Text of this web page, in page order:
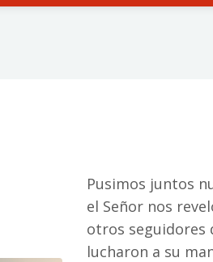
Pusimos juntos
el Señor nos
otros seguidores
lucharon a su